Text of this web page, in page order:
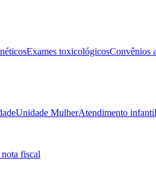
Exames toxicológicosConvênios
Unidade MulherAtendimento infantil
nota fiscal